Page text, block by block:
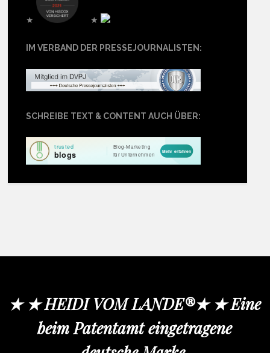
★ ★
IM VERBAND DER PRESSEJOURNALISTEN:
SCHREIBE TEXT & CONTENT AUCH ÜBER:
★ ★ HEIDI VOM LANDE®★ ★ Eine
beim Patentamt eingetragene